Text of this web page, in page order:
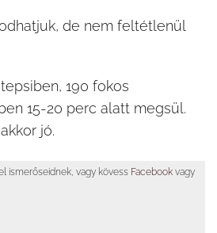
de nem feltétlenül
190 fokos
15-20 perc alatt megsül.
jó.
ismerőseidnek, vagy kövess Facebook vagy